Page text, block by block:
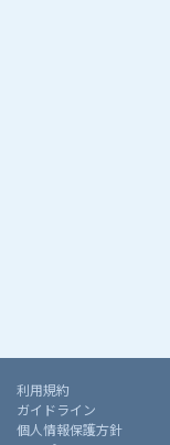
利用規約
ガイドライン
個人情報保護方針